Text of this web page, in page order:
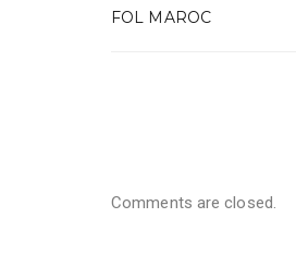
FOL MAROC
Comments are closed.